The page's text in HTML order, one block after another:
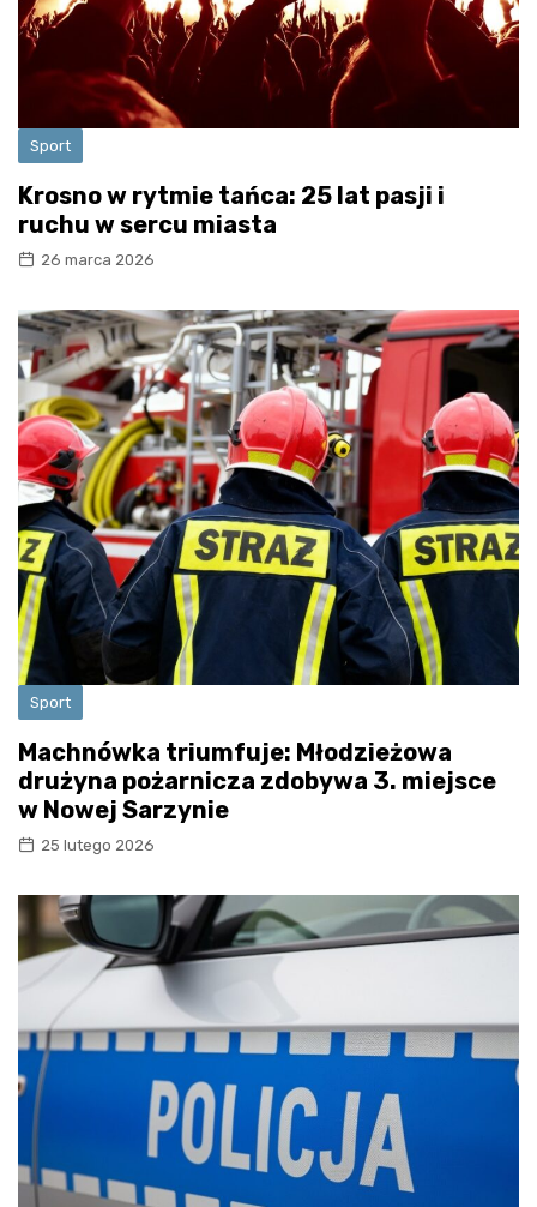
Sport
Krosno w rytmie tańca: 25 lat pasji i
ruchu w sercu miasta
26 marca 2026
Sport
Machnówka triumfuje: Młodzieżowa
drużyna pożarnicza zdobywa 3. miejsce
w Nowej Sarzynie
25 lutego 2026